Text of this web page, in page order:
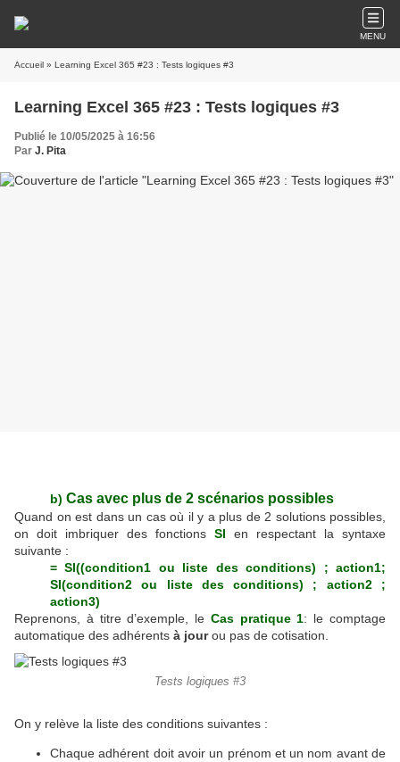
MENU
Accueil » Learning Excel 365 #23 : Tests logiques #3
Learning Excel 365 #23 : Tests logiques #3
Publié le 10/05/2025 à 16:56
Par J. Pita
b) Cas avec plus de 2 scénarios possibles
Quand on est dans un cas où il y a plus de 2 solutions possibles,
on doit imbriquer des fonctions SI en respectant la syntaxe
suivante :
= SI((condition1 ou liste des conditions) ; action1;
SI(condition2 ou liste des conditions) ; action2 ;
action3)
Reprenons, à titre d’exemple, le Cas pratique 1: le comptage
automatique des adhérents à jourou pas de cotisation.
Tests logiques #3
On y relève la liste des conditions suivantes :
Chaque adhérent doit avoir un prénom et un nom avant de